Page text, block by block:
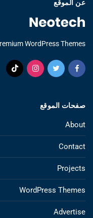
عن الموقع
WordPress Themes.
صفحات الموقع
About
Contact
Projects
WordPress Themes
Advertise